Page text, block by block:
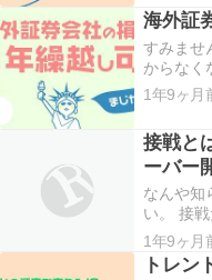
程度たま
海外証
すみませ
からなく
状態。
回は「
士「ダメ
「…
1年9ヶ月
接戦と
ーバー
なんや知
い。 接
てたっぽ
西を問
で、今
1年9ヶ月
トレン